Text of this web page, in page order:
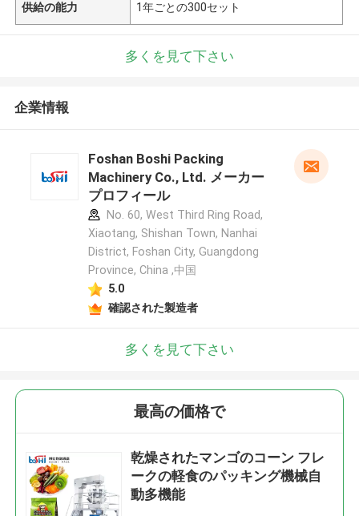
供給の能力 1年ごとの300セット
多くを見て下さい
企業情報
Foshan Boshi Packing
Machinery Co., Ltd. メーカー
プロフィール
No. 60, West Third Ring Road,
Xiaotang, Shishan Town, Nanhai
District, Foshan City, Guangdong
Province, China ,中国
5.0
確認された製造者
多くを見て下さい
最高の価格で
乾燥されたマンゴのコーン フレ
ークの軽食のパッキング機械自
動多機能